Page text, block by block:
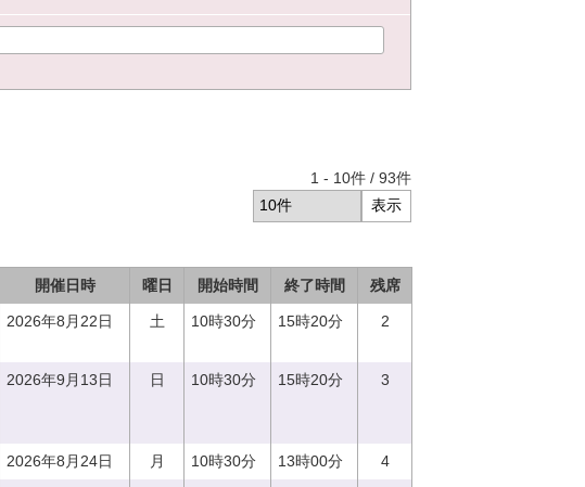
1 - 10件 / 93件
開催日時 曜日 開始時間 終了時間 残席
2026年8月22日 土 10時30分 15時20分 2
2026年9月13日 日 10時30分 15時20分 3
2026年8月24日 月 10時30分 13時00分 4